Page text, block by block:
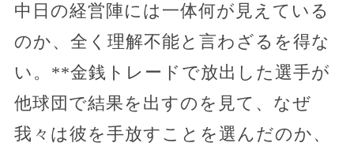
中日の経営陣には一体何が見えている
のか、全く理解不能と言わざるを得な
い。**金銭トレードで放出した選手が
他球団で結果を出すのを見て、なぜ
我々は彼を手放すことを選んだのか、